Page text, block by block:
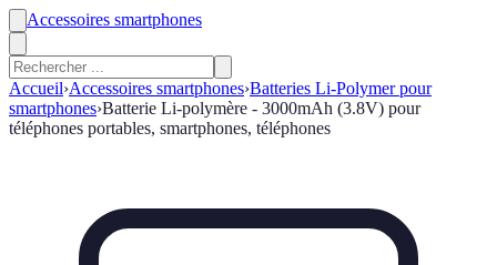
Accessoires smartphones
Accueil›Accessoires smartphones›Batteries Li-Polymer pour
smartphones›Batterie Li-polymère - 3000mAh (3.8V) pour
téléphones portables, smartphones, téléphones